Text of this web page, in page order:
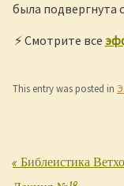
была подвергнута
⚡ Смотрите все
This entry was posted in
Post
«Библеистика